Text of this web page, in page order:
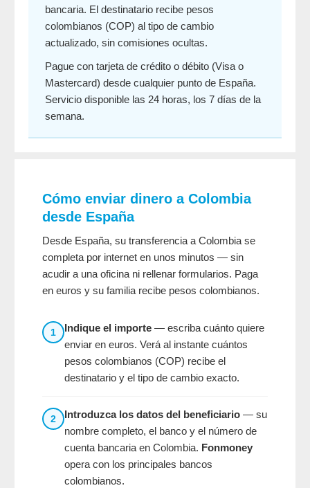
bancaria. El destinatario recibe pesos
colombianos (COP) al tipo de cambio
actualizado, sin comisiones ocultas.
Pague con tarjeta de crédito o débito (Visa o
Mastercard) desde cualquier punto de España.
Servicio disponible las 24 horas, los 7 días de la
semana.
Cómo enviar dinero a Colombia
desde España
Desde España, su transferencia a Colombia se
completa por internet en unos minutos — sin
acudir a una oficina ni rellenar formularios. Paga
en euros y su familia recibe pesos colombianos.
1 Indique el importe — escriba cuánto quiere
enviar en euros. Verá al instante cuántos
pesos colombianos (COP) recibe el
destinatario y el tipo de cambio exacto.
2 Introduzca los datos del beneficiario — su
nombre completo, el banco y el número de
cuenta bancaria en Colombia. Fonmoney
opera con los principales bancos
colombianos.